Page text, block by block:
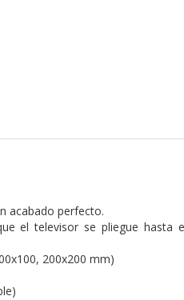
acabado perfecto.
el televisor se pliegue hasta
200x200 mm)